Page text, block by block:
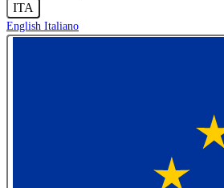
ITA
English Italiano